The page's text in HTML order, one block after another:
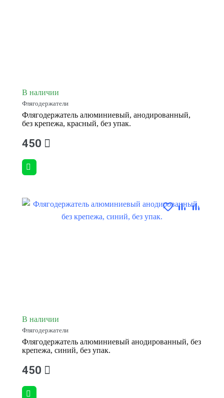
В наличии
Флягодержатели
Флягодержатель алюминиевый, анодированный,
без крепежа, красный, без упак.
450
В наличии
Флягодержатели
Флягодержатель алюминиевый анодированный, без
крепежа, синий, без упак.
450